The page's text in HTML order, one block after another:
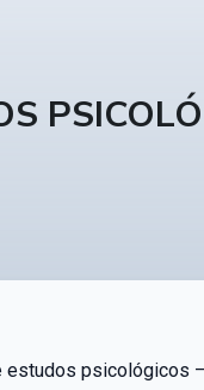
psicológicos